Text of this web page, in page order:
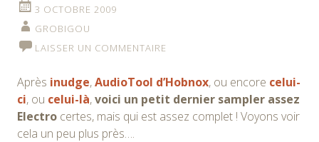
3 OCTOBRE 2009
GROBIGOU
LAISSER UN COMMENTAIRE
Après inudge,AudioTool d’Hobnox, ou encore celui-
ci, ou celui-là,voici un petit dernier sampler assez
Electro certes, mais qui est assez complet ! Voyons voir
cela un peu plus près….